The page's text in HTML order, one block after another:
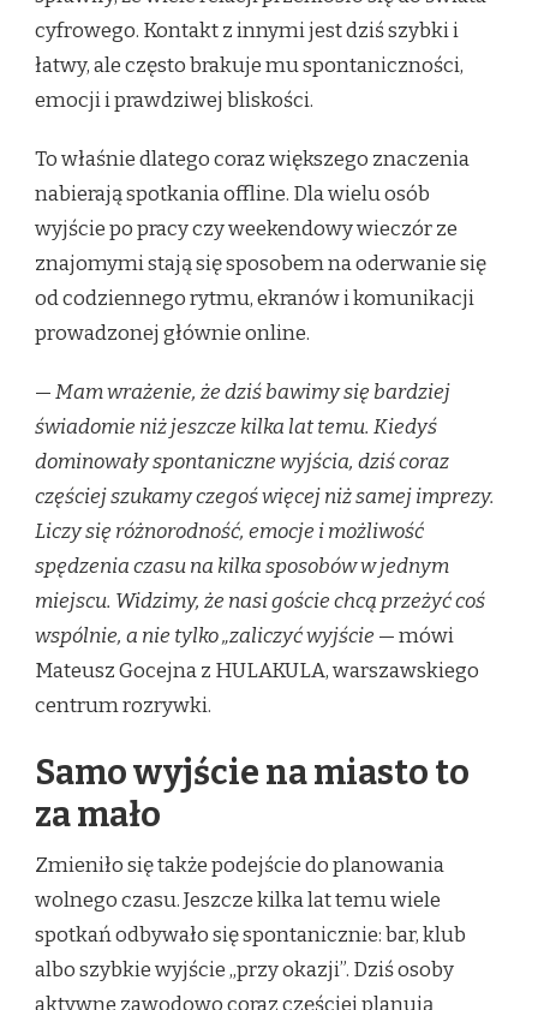
cyfrowego. Kontakt z innymi jest dziś szybki i
łatwy, ale często brakuje mu spontaniczności,
emocji i prawdziwej bliskości.
To właśnie dlatego coraz większego znaczenia
nabierają spotkania offline. Dla wielu osób
wyjście po pracy czy weekendowy wieczór ze
znajomymi stają się sposobem na oderwanie się
od codziennego rytmu, ekranów i komunikacji
prowadzonej głównie online.
—Mam wrażenie, że dziś bawimy się bardziej
świadomie niż jeszcze kilka lat temu. Kiedyś
dominowały spontaniczne wyjścia, dziś coraz
częściej szukamy czegoś więcej niż samej imprezy.
Liczy się różnorodność, emocje i możliwość
spędzenia czasu na kilka sposobów w jednym
miejscu. Widzimy, że nasi goście chcą przeżyć coś
wspólnie, a nie tylko „zaliczyć wyjście — mówi
Mateusz Gocejna z HULAKULA, warszawskiego
centrum rozrywki.
Samo wyjście na miasto to
za mało
Zmieniło się także podejście do planowania
wolnego czasu. Jeszcze kilka lat temu wiele
spotkań odbywało się spontanicznie: bar, klub
albo szybkie wyjście „przy okazji”. Dziś osoby
aktywne zawodowo coraz częściej planują